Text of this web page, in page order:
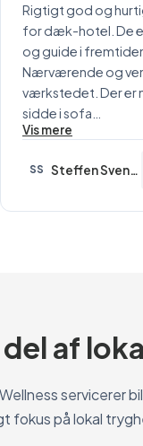
Rigtigt god og
for dæk-hotel. De
og guide i
Nærværende og
værkstedet. Der er
sidde i sofa…
Vis mere
SS Steffen Svensson
del af
servicerer
fokus på lokal